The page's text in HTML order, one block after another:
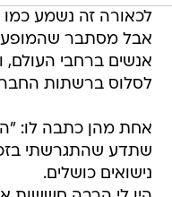
לכאורה זה נשמע
אבל מסתבר
אנשים ברחבי העולם,
לסלוס ברשתות
שתדע שהתגרשתי
נישואים כושלים.